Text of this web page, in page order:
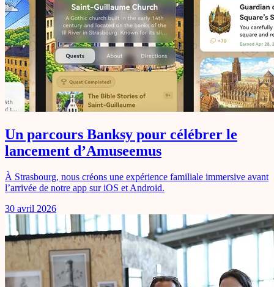
Un parcours Banksy pour célébrer le
lancement d’Amuseemus
À Strasbourg, nous créons une expérience familiale immersive avant
l’arrivée de notre app sur iOS et Android.
30 avril 2026